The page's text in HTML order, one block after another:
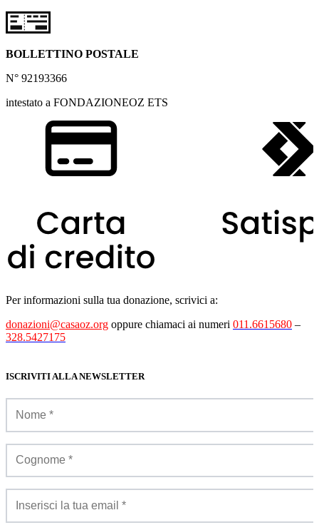
BOLLETTINO POSTALE
N° 92193366
intestato a FONDAZIONEOZ ETS
Per informazioni sulla tua donazione, scrivici a:
donazioni@casaoz.org oppure chiamaci ai numeri 011.6615680 –
328.5427175
ISCRIVITI ALLA NEWSLETTER